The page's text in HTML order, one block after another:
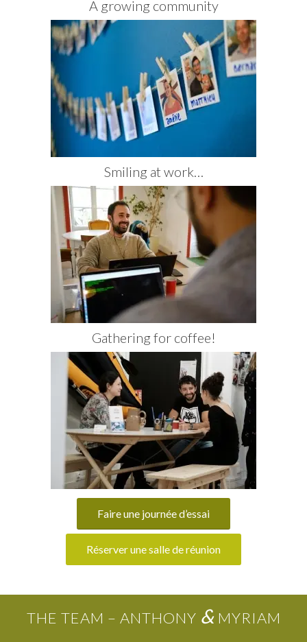
A growing community
Smiling at work…
Gathering for coffee!
Faire une journée d’essai
Réserver une salle de réunion
THE TEAM – ANTHONY &MYRIAM